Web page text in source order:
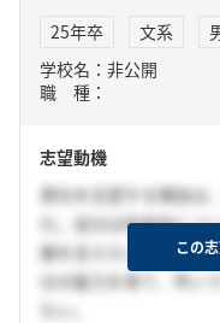
25年卒 文系
学校名：非公開
職 種：
志望動機
貴社を志望する理由は
だ。自分は将来的にコ
展を支えたいと考えて
分の能力を育て、早い
たい。
この